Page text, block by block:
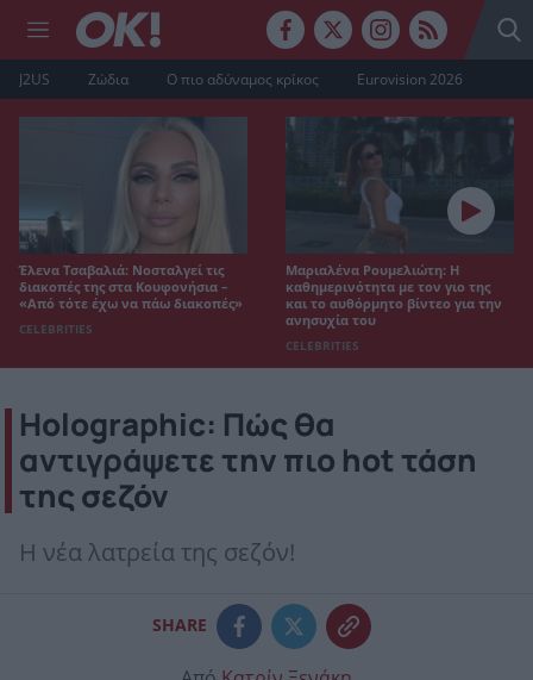
J2US Ζώδια Ο πιο αδύναμος κρίκος Eurovision 2026
Έλενα Τσαβαλιά: Νοσταλγεί τις
διακοπές της στα Κουφονήσια –
«Από τότε έχω να πάω διακοπές»
CELEBRITIES
Μαριαλένα Ρουμελιώτη: Η
καθημερινότητα με τον γιο της
και το αυθόρμητο βίντεο για την
ανησυχία του
CELEBRITIES
Holographic: Πώς θα
αντιγράψετε την πιο hot τάση
της σεζόν
Η νέα λατρεία της σεζόν!
SHARE